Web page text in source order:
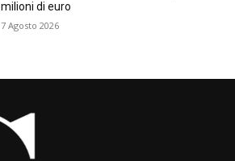
milioni di euro
7 Agosto 2026